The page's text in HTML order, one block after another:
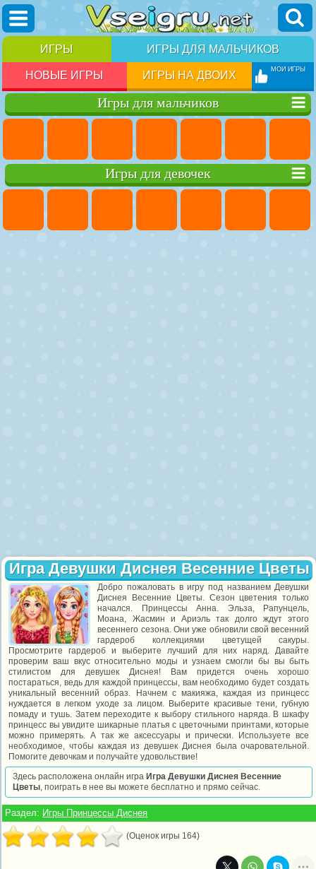
ИГРЫ ИГРЫ ДЛЯ МАЛЬЧИКОВ
НОВЫЕ ИГРЫ ИГРЫ НА ДВОИХ МОИ ИГРЫ
Игры для мальчиков
Игры для девочек
Игра Девушки Диснея Весенние Цветы
Добро пожаловать в игру под названием Девушки
Диснея Весенние Цветы. Сезон цветения только
начался. Принцессы Анна. Эльза, Рапунцель,
Моана, Жасмин и Ариэль так долго ждут этого
весеннего сезона. Они уже обновили свой весенний
гардероб коллекциями цветущей сакуры.
Просмотрите гардероб и выберите лучший для них наряд. Давайте
проверим ваш вкус относительно моды и узнаем смогли бы вы быть
стилистом для девушек Диснея! Вам придется очень хорошо
постараться, ведь для каждой принцессы, вам необходимо будет создать
уникальный весенний образ. Начнем с макияжа, каждая из принцесс
нуждается в легком уходе за лицом. Выберите красивые тени, губную
помаду и тушь. Затем переходите к выбору стильного наряда. В шкафу
принцесс вы увидите шикарные платья с цветочными принтами, которые
можно примерять. А так же аксессуары и прически. Используете все
необходимое, чтобы каждая из девушек Диснея была очаровательной.
Помогите девочкам и получайте удовольствие!
Здесь расположена онлайн игра Игра Девушки Диснея Весенние
Цветы, поиграть в нее вы можете бесплатно и прямо сейчас.
Раздел: Игры Принцессы Диснея
(Оценок игры 164)